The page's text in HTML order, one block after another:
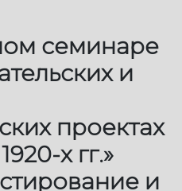
семинаре
и
проектах
х гг.»
и